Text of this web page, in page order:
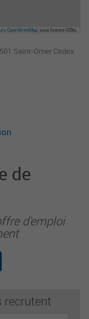
OpenStreetMap , sous licence ODbL
Saint-Omer Cedex
de
d'emploi
recrutent